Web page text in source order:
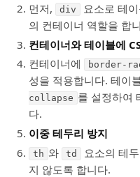
먼저,
div 요소로 테
의 컨테이너 역할을 합
컨테이너와 테이블에
컨테이너에
border-
성을 적용합니다. 테이
collapse 를 설정하여
다.
이중 테두리 방지
th 와 td
요소의 테
지 않도록 합니다.